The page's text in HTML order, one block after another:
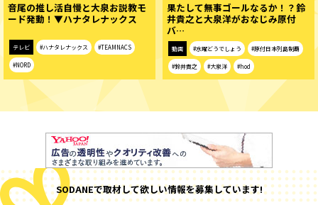
音尾の推し活自慢と大泉お説教モ
ード発動！▼ハナタレナックス
テレビ #ハナタレナックス #TEAMNACS
#NORD
果たして無事ゴールなるか！？鈴
井貴之と大泉洋がおなじみ原付
バ…
動画 #水曜どうでしょう #原付日本列島制覇
#鈴井貴之 #大泉洋 #hod
SODANEで取材して欲しい情報を募集しています!